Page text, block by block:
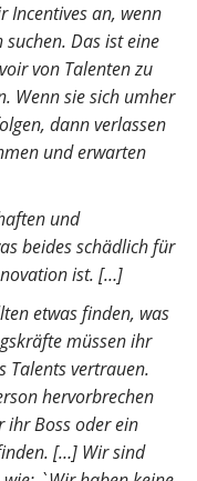
Incentives an, wenn
suchen. Das ist eine
von Talenten zu
Wenn sie sich umher
dann verlassen
und erwarten
und
beides schädlich für
ist. […]
etwas finden, was
müssen ihr
Talents vertrauen.
hervorbrechen
ihr Boss oder ein
[…] Wir sind